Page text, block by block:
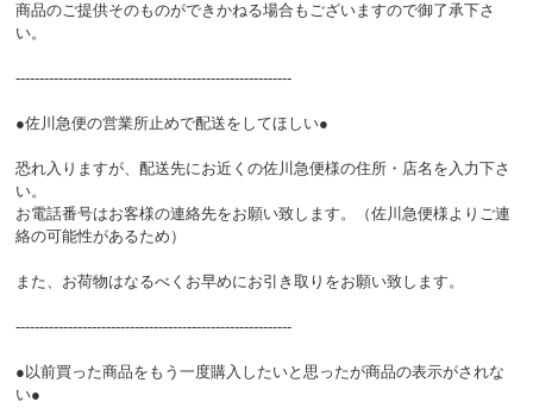
商品のご提供そのものができかねる場合もございますので御了承下さ
い。
----------------------------------------------------------
●佐川急便の営業所止めで配送をしてほしい●
恐れ入りますが、配送先にお近くの佐川急便様の住所・店名を入力下さ
い。
お電話番号はお客様の連絡先をお願い致します。（佐川急便様よりご連
絡の可能性があるため）
また、お荷物はなるべくお早めにお引き取りをお願い致します。
----------------------------------------------------------
●以前買った商品をもう一度購入したいと思ったが商品の表示がされな
い●